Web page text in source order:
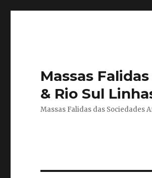
Massas
& Rio Sul
Massas Falidas das Sociedades